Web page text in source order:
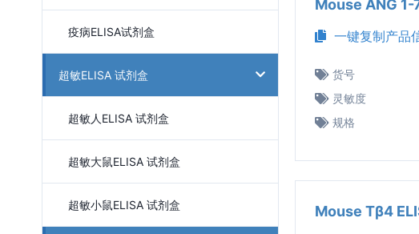
Mouse ANG 1-
一键复制产品
货号
灵敏度
规格
Mouse Tβ4
疫病ELISA试剂盒
超敏ELISA 试剂盒
超敏人ELISA 试剂盒
超敏大鼠ELISA 试剂盒
超敏小鼠ELISA 试剂盒